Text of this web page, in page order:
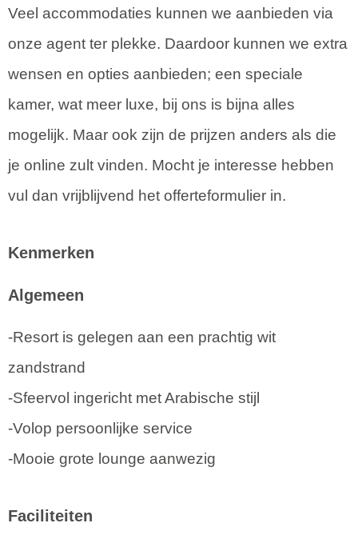
Veel accommodaties kunnen we aanbieden via
onze agent ter plekke. Daardoor kunnen we extra
wensen en opties aanbieden; een speciale
kamer, wat meer luxe, bij ons is bijna alles
mogelijk. Maar ook zijn de prijzen anders als die
je online zult vinden. Mocht je interesse hebben
vul dan vrijblijvend het offerteformulier in.
Kenmerken
Algemeen
-Resort is gelegen aan een prachtig wit
zandstrand
-Sfeervol ingericht met Arabische stijl
-Volop persoonlijke service
-Mooie grote lounge aanwezig
Faciliteiten